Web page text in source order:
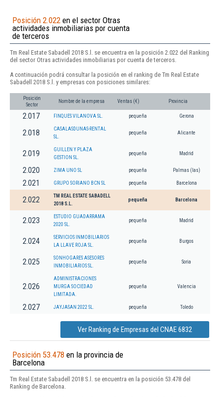
Posición 2.022 en el sector Otras
actividades inmobiliarias por cuenta
de terceros
Tm Real Estate Sabadell 2018 S.l. se encuentra en la posición 2.022 del Ranking
del sector Otras actividades inmobiliarias por cuenta de terceros.
A continuación podrá consultar la posición en el ranking de Tm Real Estate
Sabadell 2018 S.l. y empresas con posiciones similares:
Posición
Sector
Nombre de la empresa Ventas (€) Provincia
2.017 FINQUES VILANOVA SL. pequeña Gerona
2.018
CASALASDUNAS-RENTAL
SL.
pequeña Alicante
2.019
GUILLEN Y PLAZA
GESTION SL.
pequeña Madrid
2.020 ZIMA UNO SL pequeña Palmas (las)
2.021 GRUPO SORIANO BCN SL pequeña Barcelona
2.022
TM REAL ESTATE SABADELL
2018 S.L.
pequeña Barcelona
2.023
ESTUDIO GUADARRAMA
2020 SL.
pequeña Madrid
2.024
SERVICIOS INMOBILIARIOS
LA LLAVE ROJA SL.
pequeña Burgos
2.025
SONHOGARES ASESORES
INMOBILIARIOS SL.
pequeña Soria
2.026
ADMINISTRACIONES
MURGA SOCIEDAD
LIMITADA.
pequeña Valencia
2.027 JAYJASAN 2022 SL. pequeña Toledo
Ver Ranking de Empresas del CNAE 6832
Posición 53.478 en la provincia de
Barcelona
Tm Real Estate Sabadell 2018 S.l. se encuentra en la posición 53.478 del
Ranking de Barcelona.